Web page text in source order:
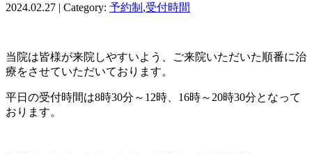
2024.02.27 | Category: 予約制 ,受付時間
当院は皆様が来院しやすいよう、ご来院いただいた順番に治
療をさせていただいております。
平日の受付時間は8時30分～12時、16時～20時30分となって
おります。